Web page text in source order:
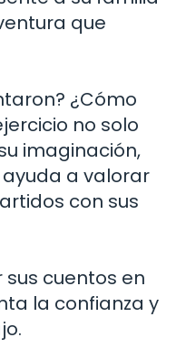
que
¿Cómo
no solo
imaginación,
a valorar
con sus
cuentos en
la confianza y